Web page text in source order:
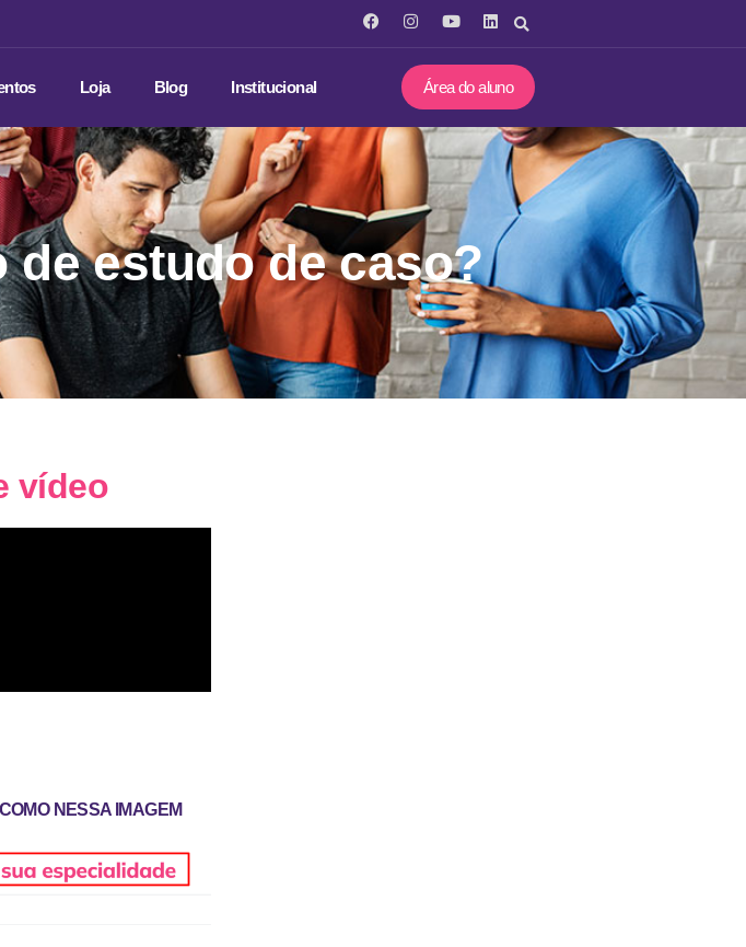
Loja Blog Institucional Área do aluno
de estudo de caso?
vídeo
NESSA IMAGEM